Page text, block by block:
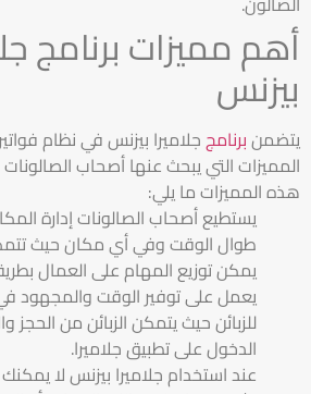
أهم مميزات برنامج
بيزنس
يتضمنبرنامججلاميرا بيزنس في نظام فواتير
المميزات التي يبحث عنها أصحاب
هذه المميزات ما يلي:
يستطيع أصحاب الصالونات إدارة
طوال الوقت وفي أي مكان حيث
يمكن توزيع المهام على العمال
يعمل على توفير الوقت والمجهود
للزبائن حيث يتمكن الزبائن من الحجز
الدخول على تطبيق جلاميرا.
عند استخدام جلاميرا بيزنس لا